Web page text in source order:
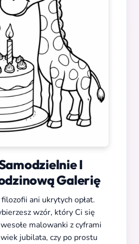
I
Galerię
ani ukrytych opłat.
wzór, który Ci się
malowanki z cyframi
jubilata, czy po prostu